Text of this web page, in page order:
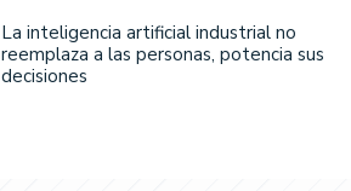
La inteligencia artificial industrial no
reemplaza a las personas, potencia sus
decisiones